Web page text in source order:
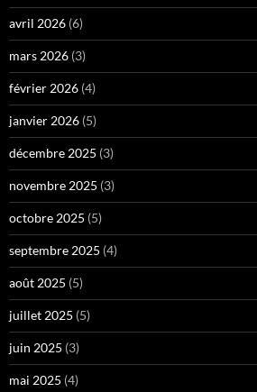
avril 2026 (6)
mars 2026 (3)
février 2026 (4)
janvier 2026 (5)
décembre 2025 (3)
novembre 2025 (3)
octobre 2025 (5)
septembre 2025 (4)
août 2025 (5)
juillet 2025 (5)
juin 2025 (3)
mai 2025 (4)